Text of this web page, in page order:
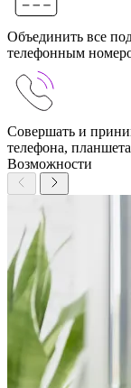
Объединить все
телефонным
Совершать и
телефона,
Возможности